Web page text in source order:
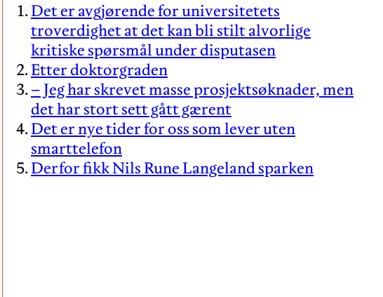
Det er avgjørende for universitetets
troverdighet at det kan bli stilt alvorlige
kritiske spørsmål under disputasen
Etter doktorgraden
– Jeg har skrevet masse prosjektsøknader, men
det har stort sett gått gærent
Det er nye tider for oss som lever uten
smarttelefon
Derfor fikk Nils Rune Langeland sparken